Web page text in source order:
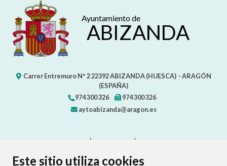
Este sitio utiliza cookies
Ayuntamiento de
ABIZANDA
Carrer Entremuro Nº 222392ABIZANDA (HUESCA) - ARAGÓN
(ESPAÑA)
974 300 326
974 300 326
aytoabizanda@aragon.es
PROTECCIÓN DE DATOS